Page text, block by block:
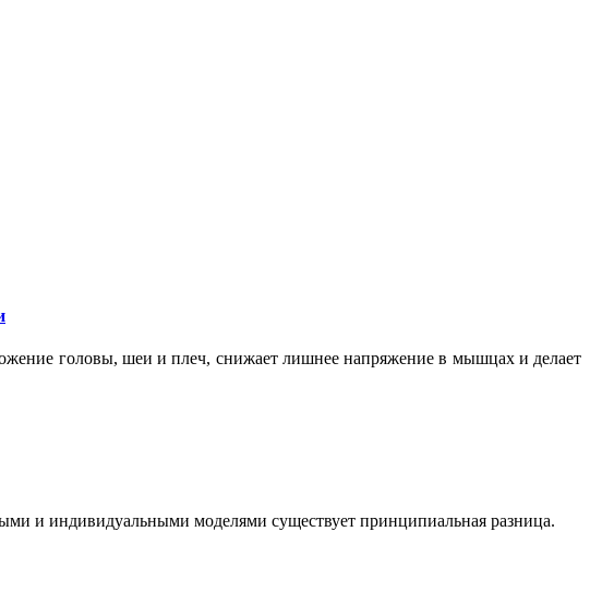
головы, шеи и плеч, снижает лишнее напряжение в мышцах и делает
и индивидуальными моделями существует принципиальная разница.